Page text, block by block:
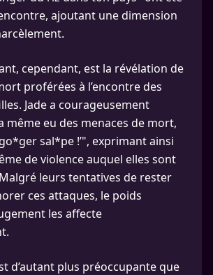
ajoutant une dimension
cependant, est la révélation de
proférées à l’encontre des
Jade a courageusement
même eu des menaces de mort,
sal*pe !’", exprimant ainsi
de violence auquel elles sont
leurs tentatives de rester
ces attaques, le poids
les affecte
d’autant plus préoccupante que